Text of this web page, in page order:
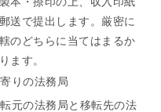
送で提出します。厳密に
のどちらに当てはまるか
ます。
りの法務局
元の法務局と移転先の法